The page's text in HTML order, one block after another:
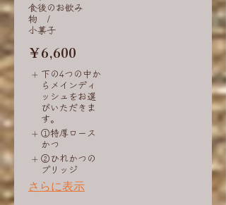
食後のお飲み
物 /
小菓子
￥6,600
下の4つの中か
らメインディ
ッシュをお選
びいただきま
す。
①特厚ロース
かつ
②ひれかつの
ブリッジ
さらに表示